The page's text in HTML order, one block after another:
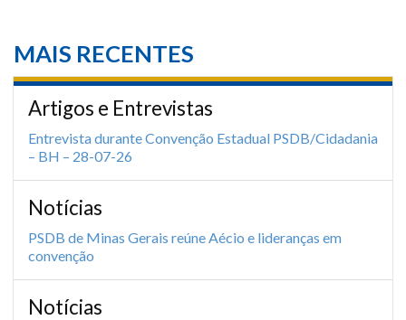
MAIS RECENTES
Artigos e Entrevistas
Entrevista durante Convenção Estadual PSDB/Cidadania
– BH – 28-07-26
Notícias
PSDB de Minas Gerais reúne Aécio e lideranças em
convenção
Notícias